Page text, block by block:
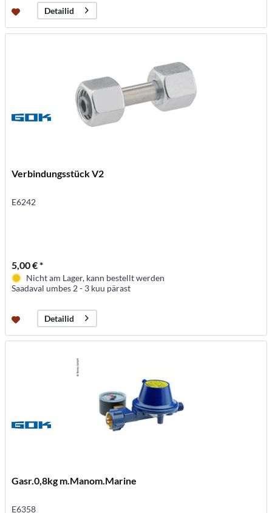
Detailid
Verbindungsstück V2
E6242
5,00 € *
Nicht am Lager, kann bestellt werden
Saadaval umbes 2 - 3 kuu pärast
Detailid
Gasr.0,8kg m.Manom.Marine
E6358